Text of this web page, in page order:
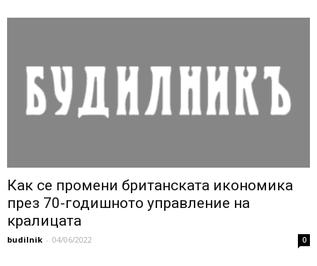
Как се промени британската икономика
през 70-годишното управление на
кралицата
budilnik - 04/06/2022 0